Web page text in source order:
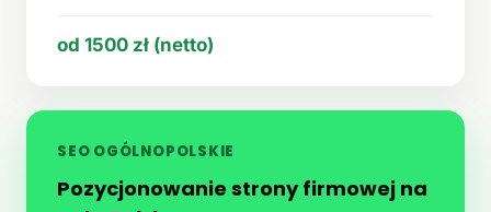
od 1500 zł (netto)
SEO OGÓLNOPOLSKIE
Pozycjonowanie strony firmowej na